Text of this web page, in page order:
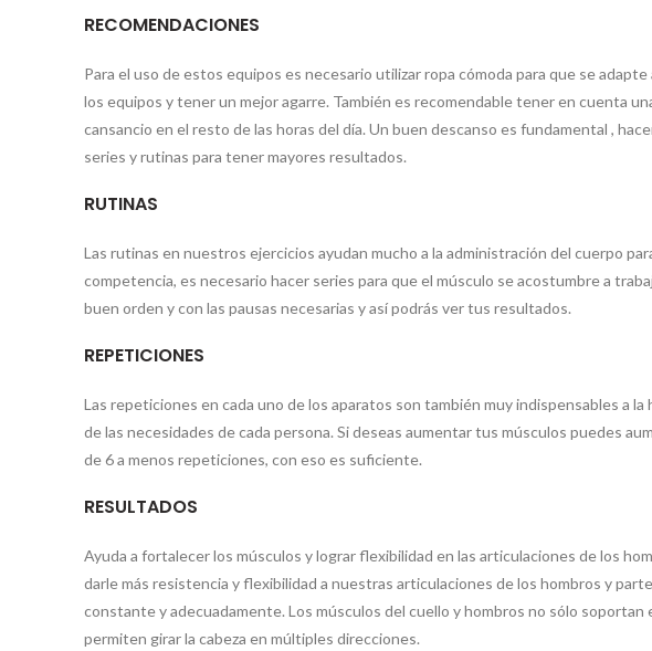
RECOMENDACIONES
Para el uso de estos equipos es necesario utilizar ropa cómoda para que se
los equipos y tener un mejor agarre. También es recomendable tener en cuenta
cansancio en el resto de las horas del día. Un buen descanso es fundamental ,
series y rutinas para tener mayores resultados.
RUTINAS
Las rutinas en nuestros ejercicios ayudan mucho a la administración del cuerpo
competencia, es necesario hacer series para que el músculo se acostumbre a
buen orden y con las pausas necesarias y así podrás ver tus resultados.
REPETICIONES
Las repeticiones en cada uno de los aparatos son también muy indispensables a
de las necesidades de cada persona. Si deseas aumentar tus músculos puedes
de 6 a menos repeticiones, con eso es suficiente.
RESULTADOS
Ayuda a fortalecer los músculos y lograr flexibilidad en las articulaciones de los
darle más resistencia y flexibilidad a nuestras articulaciones de los hombros y
constante y adecuadamente. Los músculos del cuello y hombros no sólo
permiten girar la cabeza en múltiples direcciones.